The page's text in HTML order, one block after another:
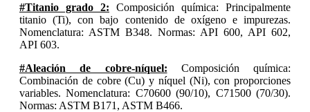
#Titanio grado 2: Composición química: Principalmente
titanio (Ti), con bajo contenido de oxígeno e impurezas.
Nomenclatura: ASTM B348. Normas: API 600, API 602,
API 603.
#Aleación de cobre-níquel: Composición química:
Combinación de cobre (Cu) y níquel (Ni), con proporciones
variables. Nomenclatura: C70600 (90/10), C71500 (70/30).
Normas: ASTM B171, ASTM B466.